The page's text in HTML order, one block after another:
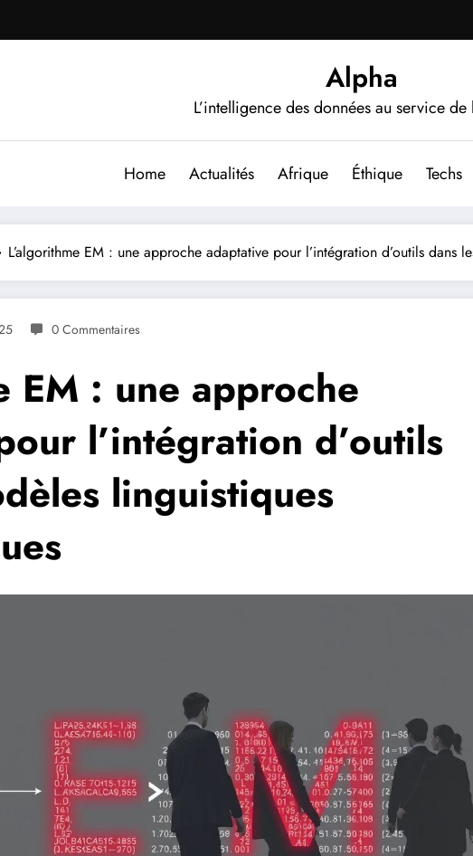
Alpha
L’intelligence des données au service de
Home Actualités Afrique Éthique Techs
L’algorithme EM : une approche adaptative pour l’intégration d’outils dans
0 Commentaires
EM : une approche
l’intégration d’outils
linguistiques